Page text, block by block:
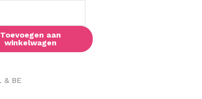
Toevoegen aan
winkelwagen
& BE